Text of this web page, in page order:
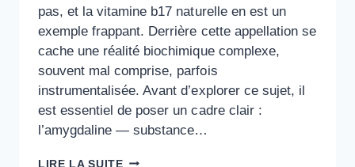
pas, et la vitamine b17 naturelle en est un
exemple frappant. Derrière cette appellation se
cache une réalité biochimique complexe,
souvent mal comprise, parfois
instrumentalisée. Avant d’explorer ce sujet, il
est essentiel de poser un cadre clair :
l’amygdaline — substance…
LIRE LA SUITE VITAMINE